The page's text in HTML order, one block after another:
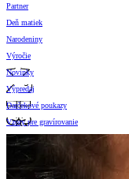
Partner
Deň matiek
Narodeniny
Výročie
Novinky
Výpredaj
Darčekové poukazy
Vzory pre gravírovanie